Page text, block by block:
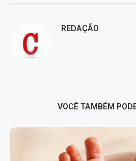
REDAÇÃO
VOCÊ TAMBÉM